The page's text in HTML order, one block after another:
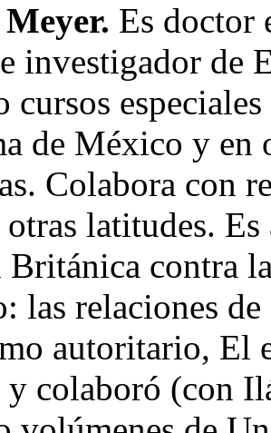
Es doctor
investigador de
cursos
de México y en
Colabora con
latitudes.
Británica contra
las relaciones
autoritario, El
colaboró (con